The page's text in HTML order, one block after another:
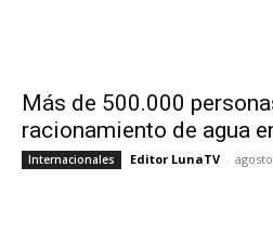
Más de 500.000
racionamiento de agua
Internacionales Editor LunaTV -